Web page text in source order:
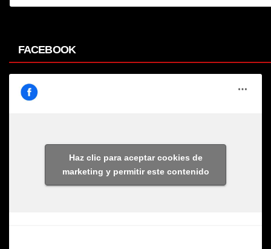
FACEBOOK
Haz clic para aceptar cookies de
marketing y permitir este contenido